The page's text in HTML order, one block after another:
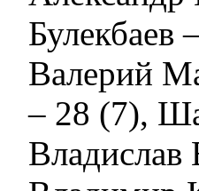
Булекбаев
Валерий
– 28 (7),